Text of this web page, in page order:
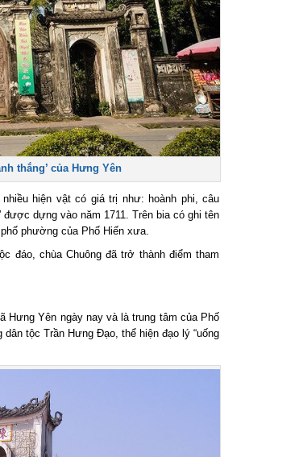
thắng’ của Hưng Yên
hiện vật có giá trị như: hoành phi, câu
dựng vào năm 1711. Trên bia có ghi tên
phường của Phố Hiến xưa.
chùa Chuông đã trở thành điểm tham
Yên ngày nay và là trung tâm của Phố
tộc Trần Hưng Đạo, thể hiện đạo lý “uống